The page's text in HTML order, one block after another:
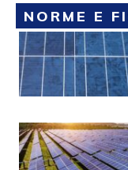
NORME E